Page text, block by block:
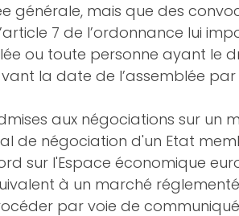
générale, mais que des
7 de l’ordonnance lui
ou toute personne ayant le
la date de l’assemblée
aux négociations sur un
de négociation d'un Etat
sur l'Espace économique
à un marché
par voie de